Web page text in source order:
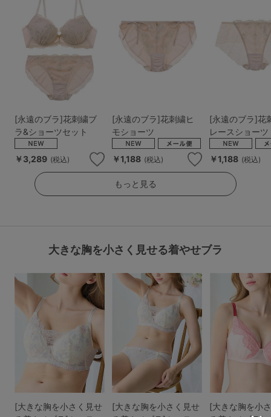
[永遠のブラ]花刺繍ブ
ラ&ショーツセット
￥3,289 (税込)
[永遠のブラ]花刺繍ヒ
モショーツ
￥1,188 (税込)
[永遠のブラ]花
レースショーツ
￥1,188 (税込)
もっと見る
大きな胸を小さく見せる着やせブラ
[大きな胸を小さく見せ
[大きな胸を小さく見せ
[大きな胸を小